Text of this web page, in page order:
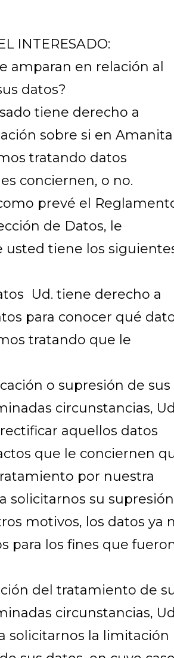
INTERESADO:
amparan en relación al
datos?
tiene derecho a
sobre si en Amanita
tratando datos
conciernen, o no.
prevé el
de Datos, le
usted tiene los
Ud. tiene derecho a
para conocer qué
tratando que le
o supresión de sus
circunstancias,
aquellos datos
que le conciernen
por nuestra
solicitarnos su supresión
motivos, los datos ya
para los fines que
del tratamiento de
circunstancias,
solicitarnos la limitación